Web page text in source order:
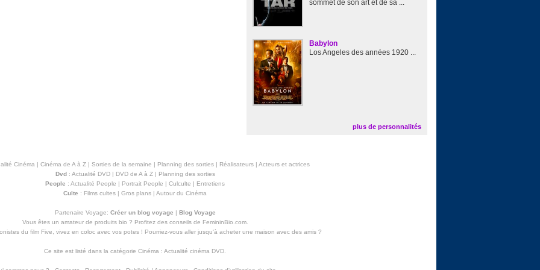
sommet de son art et de sa ...
Babylon
Los Angeles des années 1920 ...
plus de personnalités
Cinéma | Cinéma de A à Z| Sorties de la semaine | Planning des sorties| Réalisateurs| Acteurs et actrices
Dvd: Actualité DVD| DVD de A à Z| Planning des sorties
People : Actualité People | Portrait People | Culculte | Entretiens
Culte : Films cultes | Gros plans | Autour du Cinéma
Partenaire Voyage: Créer un blog voyage | Blog Voyage
Vous êtes un amateur de produits bio ? Profitez des conseils de FemininBio.com.
du film Five, vivez en coloc avec vos potes ! Pourriez-vous aller jusqu'à acheter une maison avec des amis?
Ce site est listé dans la catégorie Cinéma : Actualité cinéma DVD